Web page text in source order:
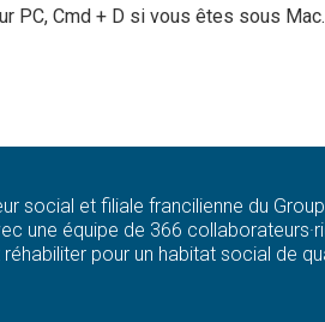
PC, Cmd + D si vous êtes sous Mac.
social et filiale francilienne du
une équipe de 366
pour un habitat social de